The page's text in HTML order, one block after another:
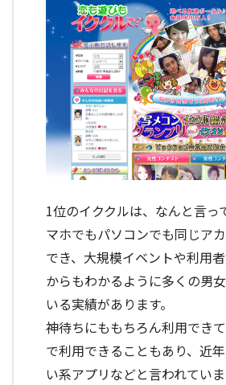
1位のイククルは、なんと言っ
マホでもパソコンでも同じア
でき、大規模イベントや利用
からもわかるように多くの男
いる実績があります。
神待ちにももちろん利用でき
で利用できることもあり、近
い系アプリなどと言われてい